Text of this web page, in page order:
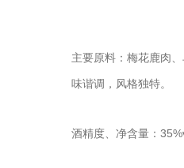
主要原料：梅花鹿肉
味谐调，风格独特。
酒精度、净含量：